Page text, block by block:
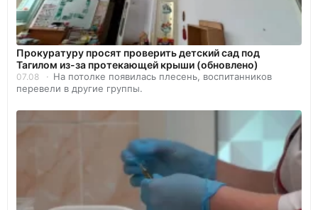
Прокуратуру просят проверить детский сад под
Тагилом из-за протекающей крыши (обновлено)
07.08
На потолке появилась плесень, воспитанников
перевели в другие группы.